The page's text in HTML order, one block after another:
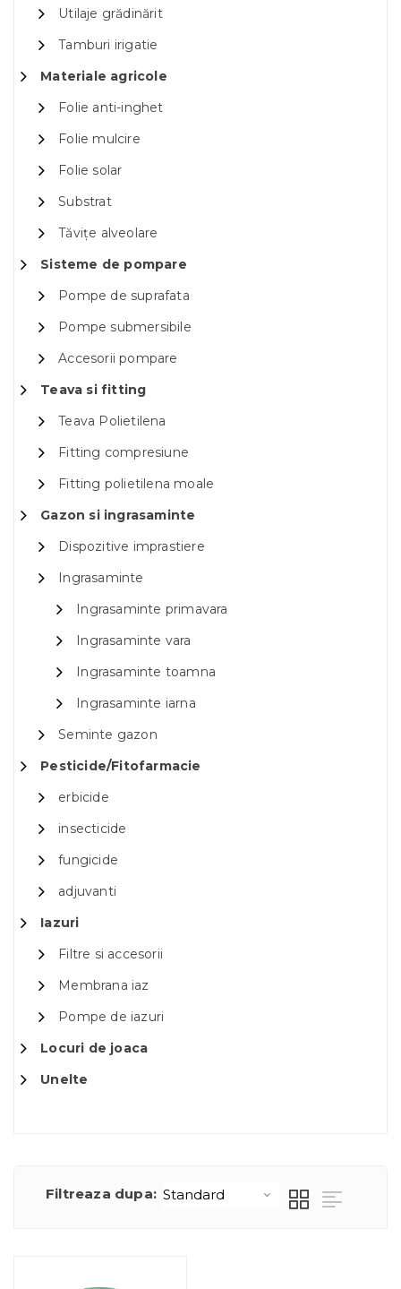
Utilaje grădinărit
Tamburi irigatie
Materiale agricole
Folie anti-inghet
Folie mulcire
Folie solar
Substrat
Tăvițe alveolare
Sisteme de pompare
Pompe de suprafata
Pompe submersibile
Accesorii pompare
Teava si fitting
Teava Polietilena
Fitting compresiune
Fitting polietilena moale
Gazon si ingrasaminte
Dispozitive imprastiere
Ingrasaminte
Ingrasaminte primavara
Ingrasaminte vara
Ingrasaminte toamna
Ingrasaminte iarna
Seminte gazon
Pesticide/Fitofarmacie
erbicide
insecticide
fungicide
adjuvanti
Iazuri
Filtre si accesorii
Membrana iaz
Pompe de iazuri
Locuri de joaca
Unelte
Filtreaza dupa: